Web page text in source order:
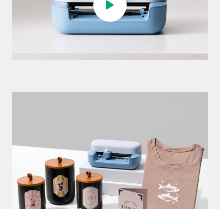
Play video